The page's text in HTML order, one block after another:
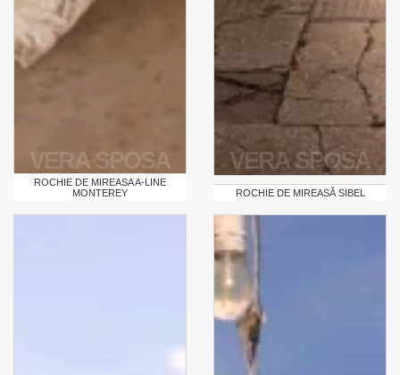
VERA SPOSA
ROCHIE DE MIREASA A-LINE
MONTEREY
VERA SPOSA
ROCHIE DE MIREASĂ SIBEL